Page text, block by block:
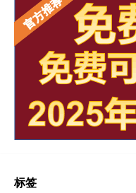
标签